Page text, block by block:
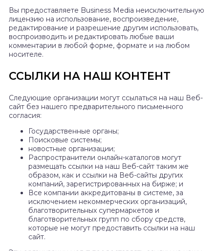
Вы предоставляете Business Media неисключительную
лицензию на использование, воспроизведение,
редактирование и разрешение другим использовать,
воспроизводить и редактировать любые ваши
комментарии в любой форме, формате и на любом
носителе.
ССЫЛКИ НА НАШ КОНТЕНТ
Следующие организации могут ссылаться на наш Веб-
сайт без нашего предварительного письменного
согласия:
Государственные органы;
Поисковые системы;
новостные организации;
Распространители онлайн-каталогов могут
размещать ссылки на наш Веб-сайт таким же
образом, как и ссылки на Веб-сайты других
компаний, зарегистрированных на бирже; и
Все компании аккредитованы в системе, за
исключением некоммерческих организаций,
благотворительных супермаркетов и
благотворительных групп по сбору средств,
которые не могут предоставить ссылки на наш
сайт.